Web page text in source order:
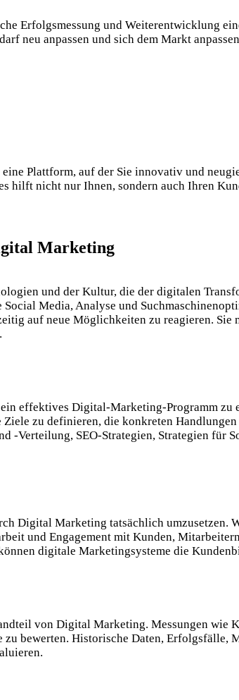
Erfolgsmessung und Weiterentwicklung
neu anpassen und sich dem Markt
Plattform, auf der Sie innovativ und
hilft nicht nur Ihnen, sondern auch Ihren
Marketing
und der Kultur, die der digitalen
Media, Analyse und
auf neue Möglichkeiten zu reagieren. Sie
effektives Digital-Marketing-Programm zu
zu definieren, die konkreten
-Verteilung, SEO-Strategien, Strategien
Digital Marketing tatsächlich
und Engagement mit Kunden,
digitale Marketingsysteme die
von Digital Marketing. Messungen
bewerten. Historische Daten,